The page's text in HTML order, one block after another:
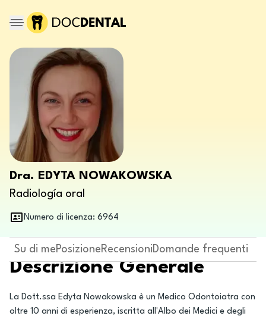
Dra. EDYTA NOWAKOWSKA
Radiología oral
Numero di licenza: 6964
Su di mePosizioneRecensioniDomande frequenti
Descrizione Generale
La Dott.ssa Edyta Nowakowska è un Medico Odontoiatra con
oltre 10 anni di esperienza, iscritta all'Albo dei Medici e degli